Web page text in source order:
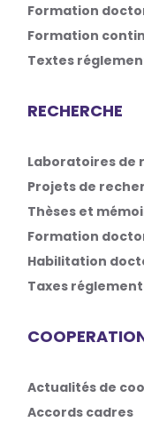
Formation
Formation
Textes
RECHERCHE
Laboratoires de
Projets de
Thèses et
Formation
Habilitation
Taxes
Actualités de
Accords cadres